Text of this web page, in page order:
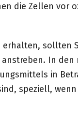
die Zellen vor
sollten
In
in
speziell,